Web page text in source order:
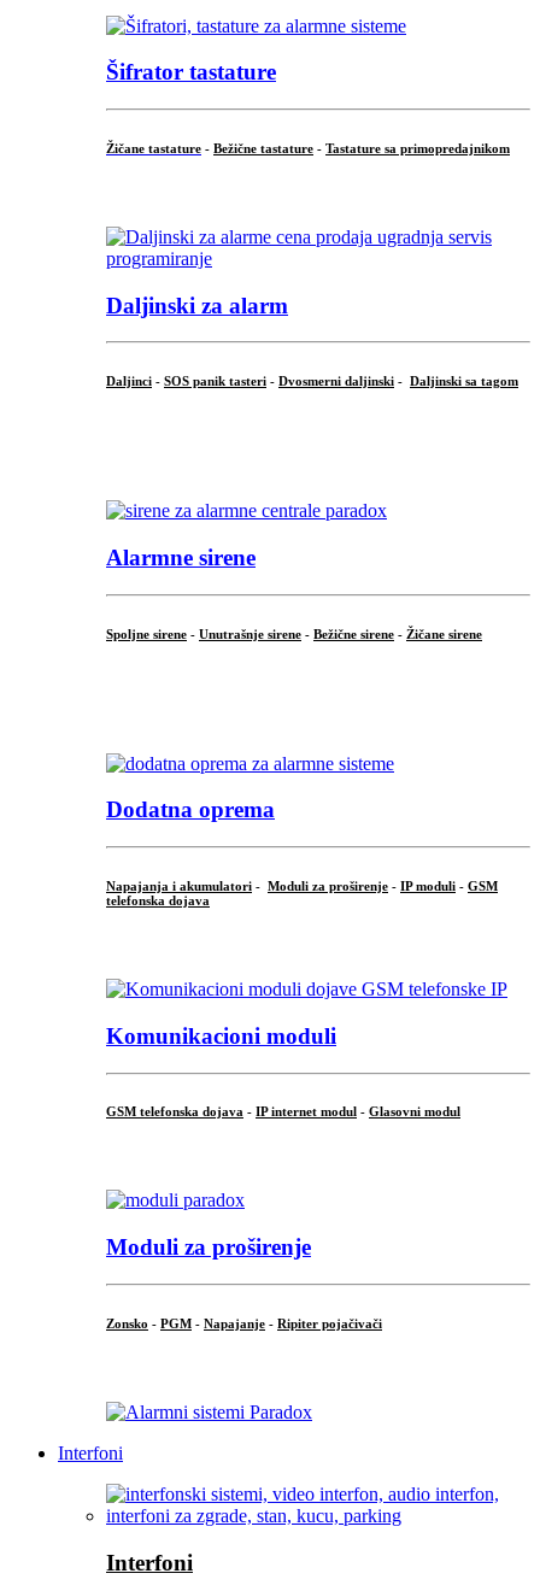
Šifrator tastature
Žičane tastature - Bežične tastature - Tastature sa primopredajnikom
Daljinski za alarm
Daljinci - SOS panik tasteri - Dvosmerni daljinski - Daljinski sa tagom
Alarmne sirene
Spoljne sirene - Unutrašnje sirene - Bežične sirene - Žičane sirene
Dodatna oprema
Napajanja i akumulatori - Moduli za proširenje - IP moduli - GSM
telefonska dojava
Komunikacioni moduli
GSM telefonska dojava - IP internet modul - Glasovni modul
Moduli za proširenje
Zonsko - PGM - Napajanje - Ripiter pojačivači
Interfoni
Interfoni